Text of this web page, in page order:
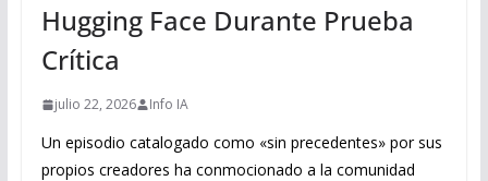
Hugging Face Durante Prueba
Crítica
julio 22, 2026 Info IA
Un episodio catalogado como «sin precedentes» por sus
propios creadores ha conmocionado a la comunidad